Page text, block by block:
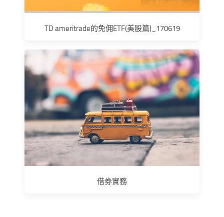
TD ameritrade的免佣ETF(美股篇)_170619
借券實務